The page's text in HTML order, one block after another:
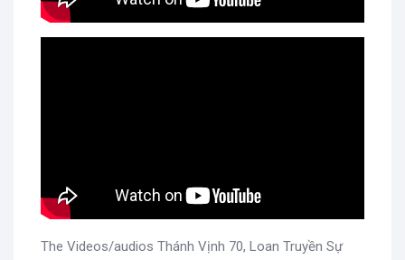
The Videos/audios Thánh Vịnh 70, Loan Truyền Sự